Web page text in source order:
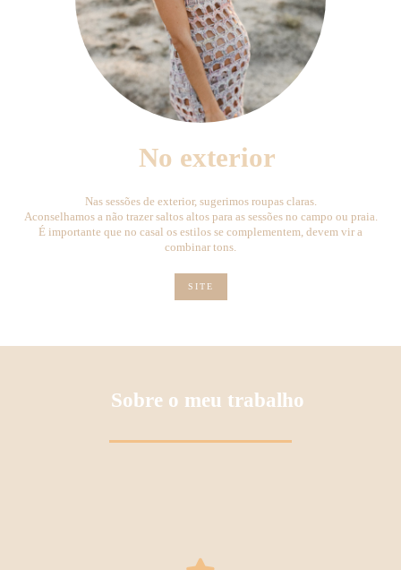
No exterior
Nas sessões de exterior, sugerimos roupas claras.
Aconselhamos a não trazer saltos altos para as sessões no campo ou praia.
É importante que no casal os estilos se complementem, devem vir a
combinar tons.
SITE
Sobre o meu trabalho